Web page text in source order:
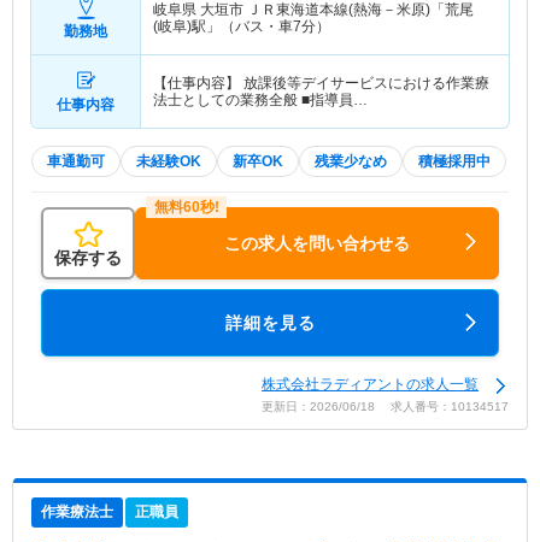
勤務地
岐阜県 大垣市 ＪＲ東海道本線(熱海－米原)「荒尾
(岐阜)駅」（バス・車7分）
仕事内容
【仕事内容】 放課後等デイサービスにおける作業療
法士としての業務全般 ■指導員…
車通勤可 未経験OK 新卒OK 残業少なめ 積極採用中
保存する
この求人を問い合わせる
詳細を見る
株式会社ラディアントの求人一覧
更新日：2026/06/18 求人番号：10134517
作業療法士 正職員